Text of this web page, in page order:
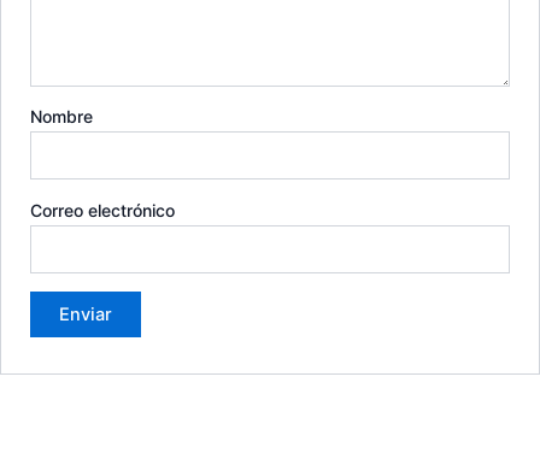
Nombre
Correo electrónico